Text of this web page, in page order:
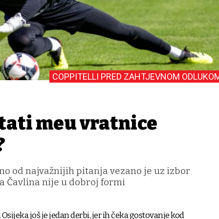
COPPITELLI PRED ZAHTJEVNOM
među vratnice
od najvažnijih pitanja vezano je uz izbor
Čavlina nije u dobroj formi
još je jedan derbi, jer ih čeka gostovanje kod